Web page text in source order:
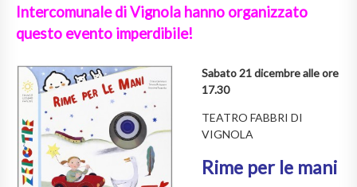
Intercomunale di Vignola hanno organizzato
questo evento imperdibile!
Sabato 21 dicembre alle ore
17.30
TEATRO FABBRI DI
VIGNOLA
Rime per le mani